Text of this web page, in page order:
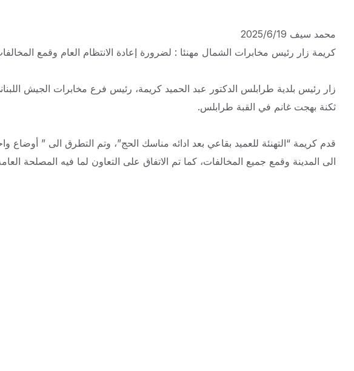
محمد سيف 2025/6/19
كريمة زار رئيس مخابرات الشمال مهنئا : لضرورة إعادة الانتظام العام وقمع
زار رئيس بلدية طرابلس الدكتور عبد الحميد كريمة، رئيس فرع مخابرات الجيش
ثكنة بهجت غانم في القبة طرابلس.
قدم كريمة “التهنئة للعميد بقاعي بعد ادائه مناسك الحج”، وتم التطرق الى ” أوضاع
الى المدينة وقمع جميع المخالفات، كما تم الاتفاق على التعاون لما فيه المصلحة